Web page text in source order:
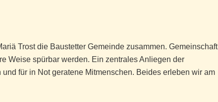
Trost die Baustetter Gemeinde zusammen. Gemeinschaft
Weise spürbar werden. Ein zentrales Anliegen der
für in Not geratene Mitmenschen. Beides erleben wir am